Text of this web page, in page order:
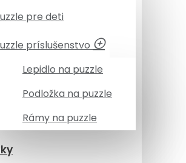
pre deti
príslušenstvo
Lepidlo na puzzle
Podložka na puzzle
Rámy na puzzle